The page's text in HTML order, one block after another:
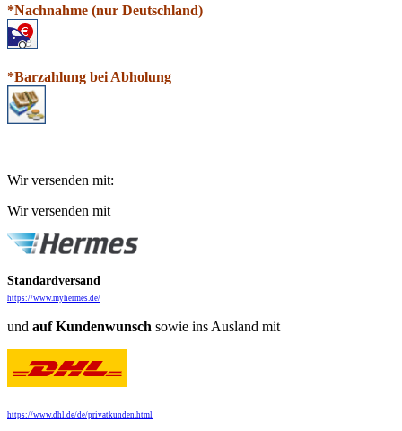
*Nachnahme (nur Deutschland)
*Barzahlung bei Abholung
Wir versenden mit:
Wir versenden mit
Standardversand
https://www.myhermes.de/
und auf Kundenwunsch sowie ins Ausland mit
https://www.dhl.de/de/privatkunden.html